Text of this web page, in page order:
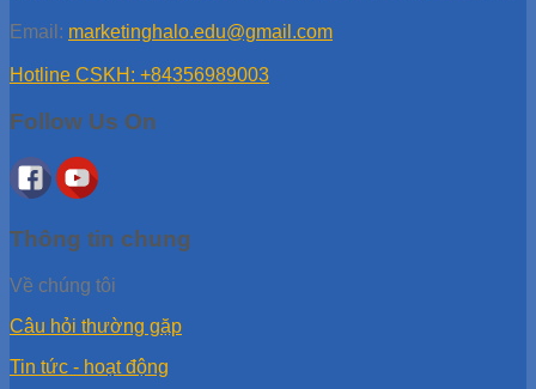
Email: marketinghalo.edu@gmail.com
Hotline CSKH: +84356989003
Follow Us On
Thông tin chung
Về chúng tôi
Câu hỏi thường gặp
Tin tức - hoạt động